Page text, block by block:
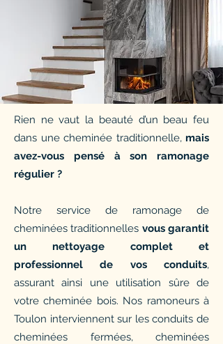
Rien ne vaut la beauté d’un beau feu
dans une cheminée traditionnelle, mais
avez-vous pensé à son ramonage
régulier ?
Notre service de ramonage de
cheminées traditionnelles vous garantit
un nettoyage complet et
professionnel de vos conduits,
assurant ainsi une utilisation sûre de
votre cheminée bois. Nos ramoneurs à
Toulon interviennent sur les conduits de
cheminées fermées, cheminées